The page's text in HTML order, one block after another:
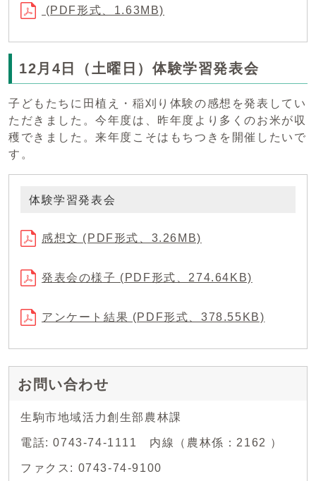
(PDF形式、1.63MB)
12月4日（土曜日）体験学習発表会
子どもたちに田植え・稲刈り体験の感想を発表してい
ただきました。今年度は、昨年度より多くのお米が収
穫できました。来年度こそはもちつきを開催したいで
す。
体験学習発表会
感想文 (PDF形式、3.26MB)
発表会の様子 (PDF形式、274.64KB)
アンケート結果 (PDF形式、378.55KB)
お問い合わせ
生駒市地域活力創生部農林課
電話: 0743-74-1111 内線（農林係：2162 ）
ファクス: 0743-74-9100